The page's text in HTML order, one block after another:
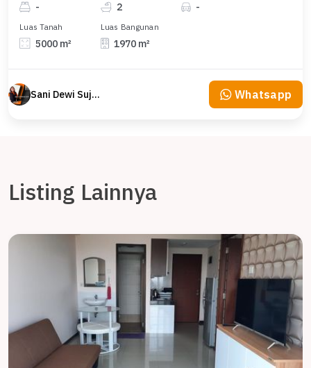
- 2 -
Luas Tanah
5000 m²
Luas Bangunan
1970 m²
Sani Dewi Sujono Whatsapp
Listing Lainnya